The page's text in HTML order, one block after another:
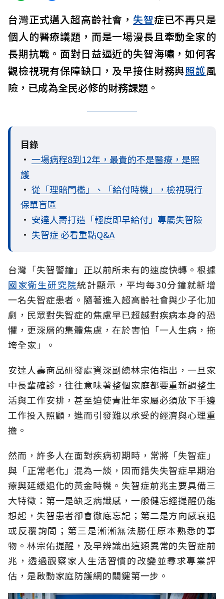
台灣正式邁入超高齡社會， 失智症已不再只是
個人的醫療議題，而是一場漫長且牽動全家的
長期抗戰。面對日益逼近的失智海嘯，如何客
觀檢視現有保障缺口，及早接住財務與照護風
險，已成為全民必修的財務課題。
目錄
• 一場病程8到12年，最貴的不是醫療，是照
護
• 從「理賠門檻」、「給付時機」，檢視現行
保單盲區
• 安達人壽打造「輕度即早給付」專屬失智險
• 失智症 必看重點Q&A
台灣「失智警鐘」正以前所未有的速度快轉。根據
國家衛生研究院統計顯示，平均每30分鐘就新增
一名失智症患者。隨著進入超高齡社會與少子化加
劇，民眾對失智症的焦慮早已超越對疾病本身的恐
懼，更深層的集體焦慮，在於害怕「一人生病，拖
垮全家」。
安達人壽商品研發處資深副總林宗佑指出，一旦家
中長輩確診，往往意味著整個家庭都要重新調整生
活與工作安排，甚至迫使青壯年家屬必須放下手邊
工作投入照顧，進而引發難以承受的經濟與心理重
擔。
然而，許多人在面對疾病初期時，常將「失智症」
與「正常老化」混為一談，因而錯失失智症早期治
療與延緩退化的黃金時機。失智症前兆主要具備三
大特徵：第一是缺乏病識感，一般健忘經提醒仍能
想起，失智患者卻會徹底忘記；第二是方向感衰退
或反覆詢問；第三是漸漸無法勝任原本熟悉的事
物。林宗佑提醒，及早辨識出這類異常的失智症前
兆，透過觀察家人生活習慣的改變並尋求專業評
估，是啟動家庭防護網的關鍵第一步。